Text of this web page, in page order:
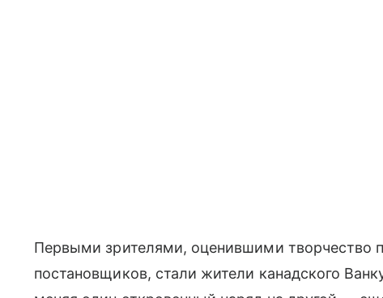
Первыми зрителями, оценившими творчество
постановщиков, стали жители канадского